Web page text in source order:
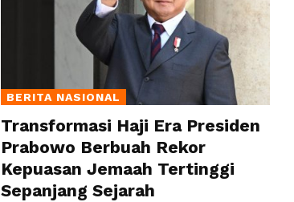
BERITA NASIONAL
Transformasi Haji Era Presiden
Prabowo Berbuah Rekor
Kepuasan Jemaah Tertinggi
Sepanjang Sejarah